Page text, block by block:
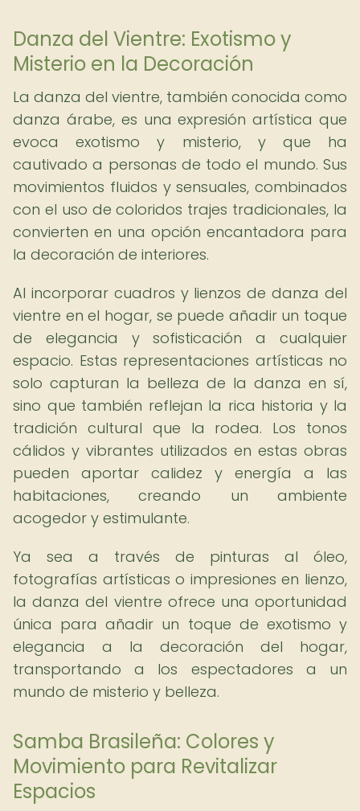
Danza del Vientre: Exotismo y
Misterio en la Decoración
La danza del vientre, también conocida como
danza árabe, es una expresión artística que
evoca exotismo y misterio, y que ha
cautivado a personas de todo el mundo. Sus
movimientos fluidos y sensuales, combinados
con el uso de coloridos trajes tradicionales, la
convierten en una opción encantadora para
la decoración de interiores.
Al incorporar cuadros y lienzos de danza del
vientre en el hogar, se puede añadir un toque
de elegancia y sofisticación a cualquier
espacio. Estas representaciones artísticas no
solo capturan la belleza de la danza en sí,
sino que también reflejan la rica historia y la
tradición cultural que la rodea. Los tonos
cálidos y vibrantes utilizados en estas obras
pueden aportar calidez y energía a las
habitaciones, creando un ambiente
acogedor y estimulante.
Ya sea a través de pinturas al óleo,
fotografías artísticas o impresiones en lienzo,
la danza del vientre ofrece una oportunidad
única para añadir un toque de exotismo y
elegancia a la decoración del hogar,
transportando a los espectadores a un
mundo de misterio y belleza.
Samba Brasileña: Colores y
Movimiento para Revitalizar
Espacios